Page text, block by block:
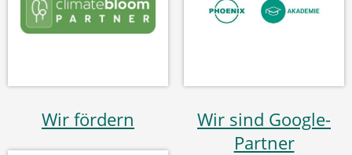
Wir fördern
Wir sind Google-
Partner